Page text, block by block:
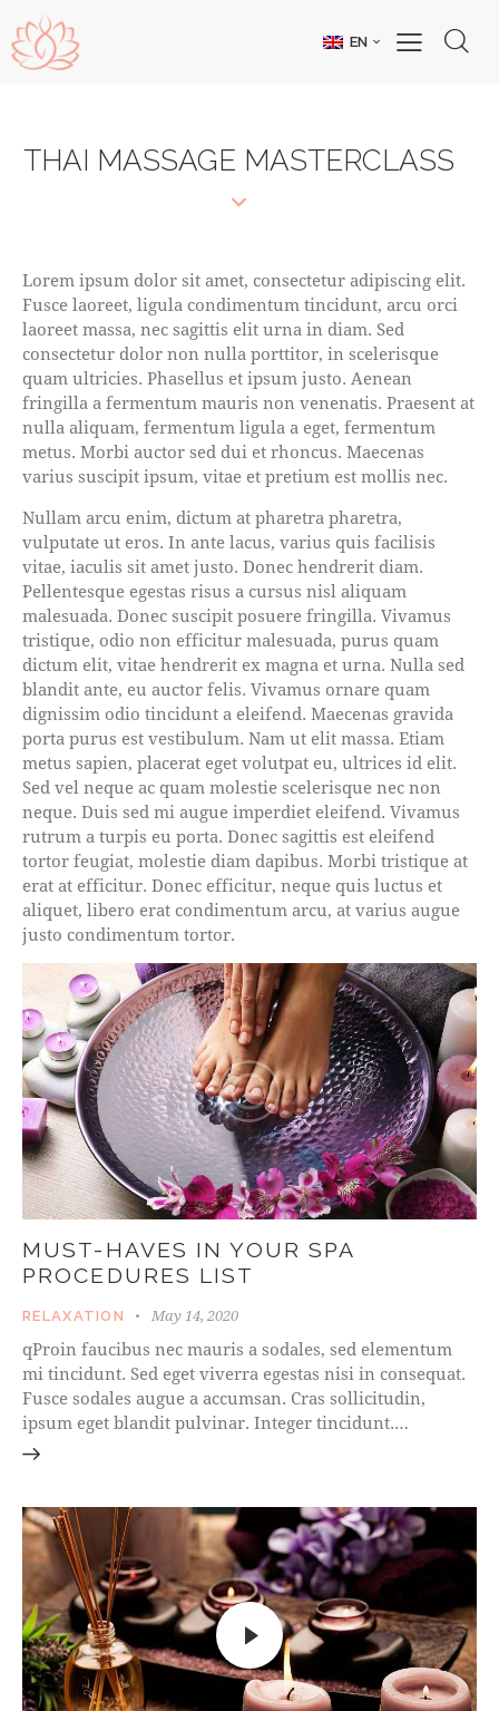
EN
THAI MASSAGE MASTERCLASS
Lorem ipsum dolor sit amet, consectetur adipiscing elit.
Fusce laoreet, ligula condimentum tincidunt, arcu orci
laoreet massa, nec sagittis elit urna in diam. Sed
consectetur dolor non nulla porttitor, in scelerisque
quam ultricies. Phasellus et ipsum justo. Aenean
fringilla a fermentum mauris non venenatis. Praesent at
nulla aliquam, fermentum ligula a eget, fermentum
metus. Morbi auctor sed dui et rhoncus. Maecenas
varius suscipit ipsum, vitae et pretium est mollis nec.
Nullam arcu enim, dictum at pharetra pharetra,
vulputate ut eros. In ante lacus, varius quis facilisis
vitae, iaculis sit amet justo. Donec hendrerit diam.
Pellentesque egestas risus a cursus nisl aliquam
malesuada. Donec suscipit posuere fringilla. Vivamus
tristique, odio non efficitur malesuada, purus quam
dictum elit, vitae hendrerit ex magna et urna. Nulla sed
blandit ante, eu auctor felis. Vivamus ornare quam
dignissim odio tincidunt a eleifend. Maecenas gravida
porta purus est vestibulum. Nam ut elit massa. Etiam
metus sapien, placerat eget volutpat eu, ultrices id elit.
Sed vel neque ac quam molestie scelerisque nec non
neque. Duis sed mi augue imperdiet eleifend. Vivamus
rutrum a turpis eu porta. Donec sagittis est eleifend
tortor feugiat, molestie diam dapibus. Morbi tristique at
erat at efficitur. Donec efficitur, neque quis luctus et
aliquet, libero erat condimentum arcu, at varius augue
justo condimentum tortor.
MUST-HAVES IN YOUR SPA
PROCEDURES LIST
RELAXATION May 14, 2020
qProin faucibus nec mauris a sodales, sed elementum
mi tincidunt. Sed eget viverra egestas nisi in consequat.
Fusce sodales augue a accumsan. Cras sollicitudin,
ipsum eget blandit pulvinar. Integer tincidunt.…